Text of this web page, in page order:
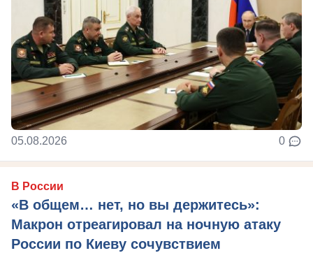
05.08.2026 0
В России
«В общем… нет, но вы держитесь»:
Макрон отреагировал на ночную атаку
России по Киеву сочувствием